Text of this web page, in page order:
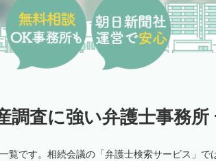
調査に強い弁護士事務所
覧です。相続会議の「弁護士検索サービス」で